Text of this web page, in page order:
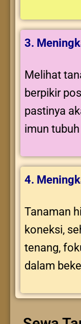
3.
Melihat
berpikir
pastinya
imun tubuh
4.
Tanaman
koneksi,
tenang,
dalam